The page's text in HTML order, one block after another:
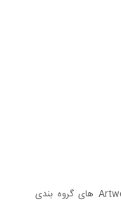
استفاده از حالت ایزوله برای ویرایش Artwork های گروه بندی